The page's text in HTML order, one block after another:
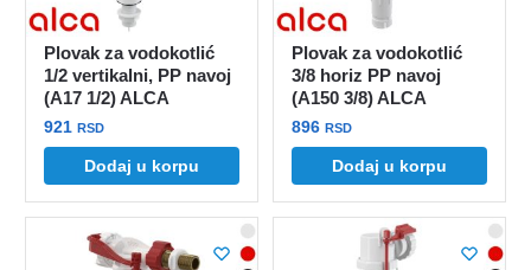
Plovak za vodokotlić
1/2 vertikalni, PP navoj
(A17 1/2) ALCA
921RSD
Dodaj u korpu
Plovak za vodokotlić
3/8 horiz PP navoj
(A150 3/8) ALCA
896RSD
Dodaj u korpu